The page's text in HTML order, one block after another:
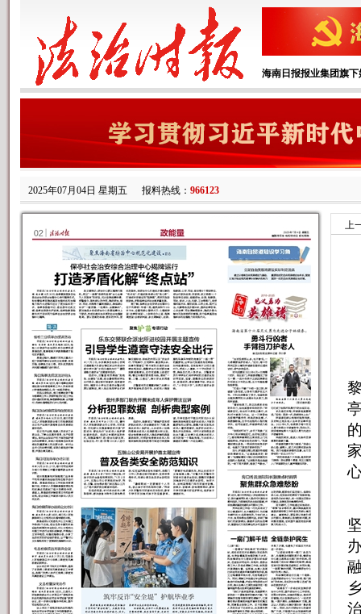
海南日报报业集团旗下
2025年07月04日 星期五 报料热线： 966123
上